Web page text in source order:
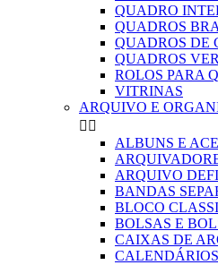
QUADRO
QUADROS
QUADROS DE
QUADROS
ROLOS PARA
VITRINAS
ARQUIVO E
 
ALBUNS E
ARQUIVO
BANDAS
BLOCO
BOLSAS E
CAIXAS DE